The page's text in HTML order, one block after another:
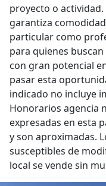
proyecto o
garantiza
particular como
para quienes
con gran potencial
pasar esta
indicado no incluye
Honorarios agencia
expresadas en esta
y son aproximadas.
susceptibles de
local se vende sin